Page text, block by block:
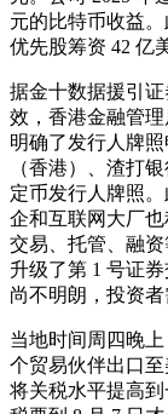
元的比特币收益。
优先股筹资 42 亿
据金十数据援引
效，香港金融管
明确了发行人牌
（香港）、渣打
定币发行人牌照
企和互联网大厂
交易、托管、融
升级了第 1 号证
尚不明朗，投资者
当地时间周四晚
个贸易伙伴出口至
将关税水平提高